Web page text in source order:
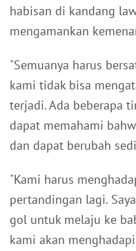
habisan di kandang
mengamankan
"Semuanya harus
kami tidak bisa
terjadi. Ada beberapa
dapat memahami
dan dapat berubah
"Kami harus
pertandingan lagi.
gol untuk melaju ke
kami akan